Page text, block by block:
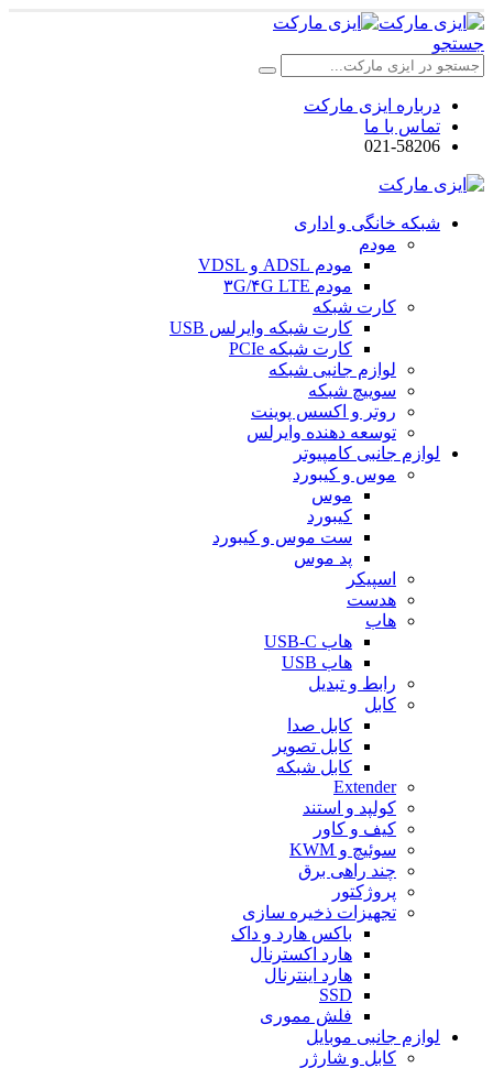
جستجو
درباره ایزی مارکت
تماس با ما
021-58206
شبکه خانگی و اداری
مودم
مودم ADSL و VDSL
مودم ۳G/۴G LTE
کارت شبکه
کارت شبکه وایرلس USB
کارت شبکه PCIe
لوازم جانبی شبکه
سوییچ شبکه
روتر و اکسس پوینت
توسعه دهنده وایرلس
لوازم جانبی کامپیوتر
موس و کیبورد
موس
کیبورد
ست موس و کیبورد
پد موس
اسپیکر
هدست
هاب
هاب USB-C
هاب USB
رابط و تبدیل
کابل
کابل صدا
کابل تصویر
کابل شبکه
Extender
کولپد و استند
کیف و کاور
سوئیچ و KWM
چند راهی برق
پروژکتور
تجهیزات ذخیره سازی
باکس هارد و داک
هارد اکسترنال
هارد اینترنال
SSD
فلش مموری
لوازم جانبی موبایل
کابل و شارژر